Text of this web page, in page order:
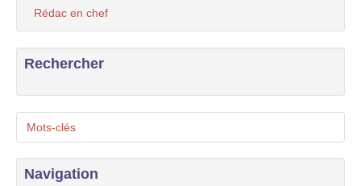
Rédac en chef
Rechercher
Mots-clés
Navigation